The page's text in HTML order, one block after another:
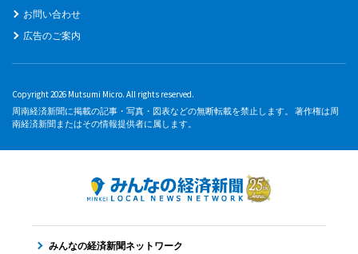
お問い合わせ
広告のご案内
Copyright 2026 Mutsumi Micro. All rights reserved.
周南経済新聞に掲載の記事・写真・図表などの無断転載を禁止します。 著作権は周
南経済新聞またはその情報提供者に属します。
みんなの経済新聞ネットワーク